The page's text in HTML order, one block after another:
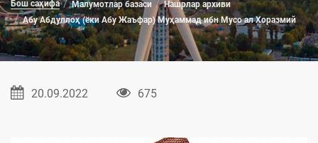
Бош саҳифа Малумотлар базаси
Нашрлар архиви
Абу Абдуллоҳ (ёки Абу Жаъфар) Mуҳаммад ибн Мусо ал Хоразмий
20.09.2022 675